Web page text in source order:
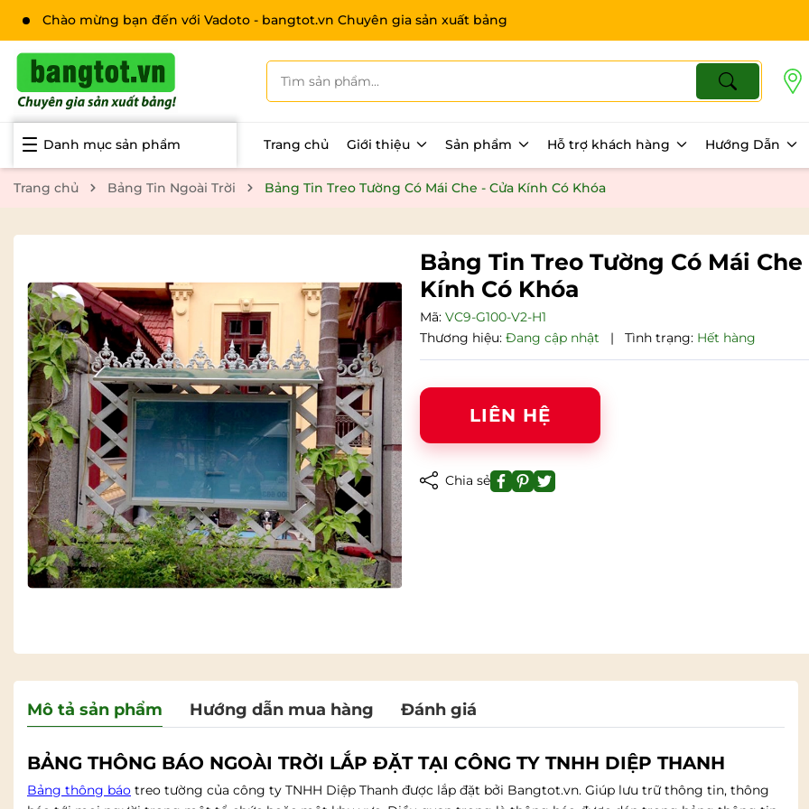
Chào mừng bạn đến với Vadoto - bangtot.vn Chuyên gia sản xuất bảng
Danh mục sản phẩm Trang chủ Giới thiệu Sản phẩm Hỗ trợ khách hàng Hướng Dẫn
Trang chủ Bảng Tin Ngoài Trời Bảng Tin Treo Tường Có Mái Che - Cửa Kính Có Khóa
Bảng Tin Treo Tường Có Mái Che
Kính Có Khóa
Mã: VC9-G100-V2-H1
Thương hiệu: Đang cập nhật | Tình trạng: Hết hàng
LIÊN HỆ
Chia sẻ
Mô tả sản phẩm Hướng dẫn mua hàng Đánh giá
BẢNG THÔNG BÁO NGOÀI TRỜI LẮP ĐẶT TẠI CÔNG TY TNHH DIỆP THANH
Bảng thông báo treo tường của công ty TNHH Diệp Thanh được lắp đặt bởi Bangtot.vn. Giúp lưu trữ thông tin, thông